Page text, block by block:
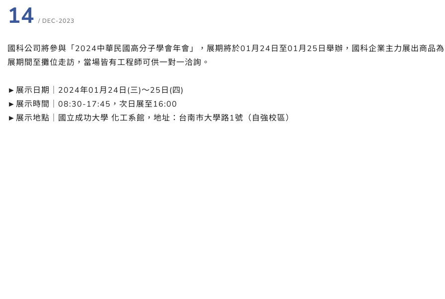
14 / DEC-2023
國科公司將參與「2024中華民國高分子學會年會」，展期將於01月24日至01月25日舉辦，國科企業主力展出商品
展期間至攤位走訪，當場皆有工程師可供一對一洽詢。
►展示日期｜2024年01月24日(三)～25日(四)
►展示時間｜08:30-17:45，次日展至16:00
►展示地點｜國立成功大學 化工系館，地址：台南市大學路1號（自強校區）